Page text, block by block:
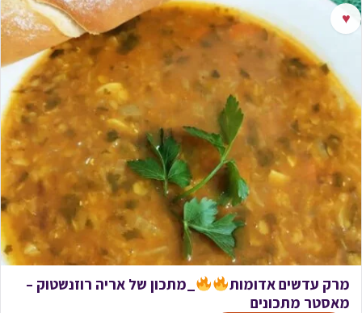
♥
מרק עדשים אדומות
_מתכון של אריה רוזנשטוק –
מאסטר מתכונים